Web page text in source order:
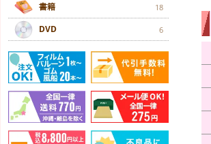
書籍 18
DVD 6